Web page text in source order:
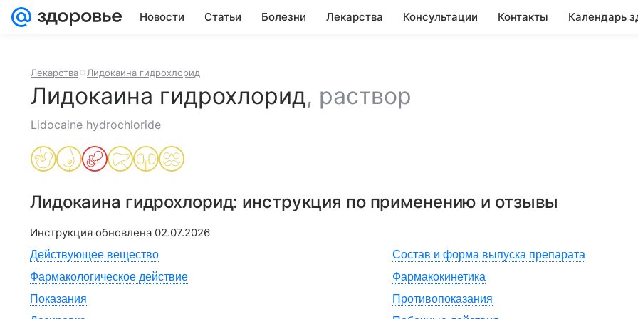
Новости Статьи Болезни Лекарства Консультации Контакты Календарь
Лекарства Лидокаина гидрохлорид
Лидокаина гидрохлорид, раствор
Lidocaine hydrochloride
Лидокаина гидрохлорид: инструкция по применению и отзывы
Инструкция обновлена 02.07.2026
Действующее вещество
Состав и форма выпуска препарата
Фармакологическое действие
Фармакокинетика
Показания
Противопоказания